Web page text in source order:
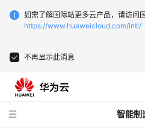
如需了解国际站更多云产品，请访问国
https://www.huaweicloud.com/intl/
不再显示此消息
智能制